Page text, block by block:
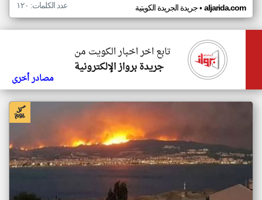
جريدة الجريدة الكويتية• aljarida.com عدد الكلمات: ١٢٠
تابع اخر اخبار الكويت من
جريدة برواز الإلكترونية
مصادر أخرى